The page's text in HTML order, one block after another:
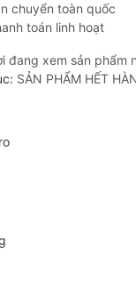
chuyển toàn quốc
toán linh hoạt
đang xem sản phẩm
SẢN PHẨM HẾT